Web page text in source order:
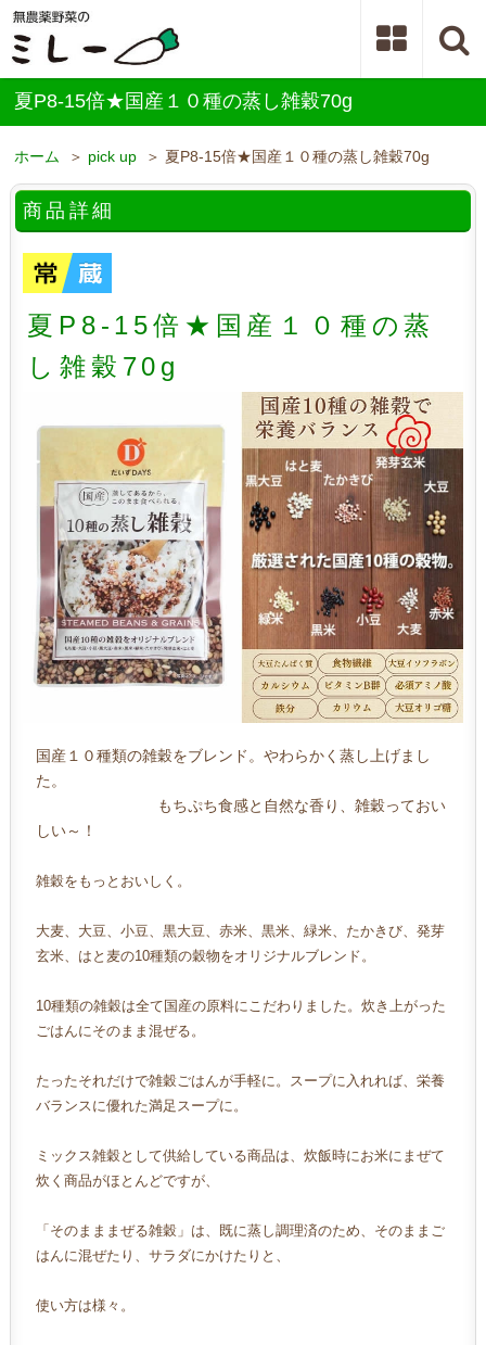
夏P8-15倍★国産１０種の蒸し雑穀70g
ホーム ＞ pick up ＞ 夏P8-15倍★国産１０種の蒸し雑穀70g
商品詳細
夏P8-15倍★国産１０種の蒸
し雑穀70g
国産１０種類の雑穀をブレンド。やわらかく蒸し上げまし
た。
もちぷち食感と自然な香り、雑穀っておい
しい～！
雑穀をもっとおいしく。
大麦、大豆、小豆、黒大豆、赤米、黒米、緑米、たかきび、発芽
玄米、はと麦の10種類の穀物をオリジナルブレンド。
10種類の雑穀は全て国産の原料にこだわりました。炊き上がった
ごはんにそのまま混ぜる。
たったそれだけで雑穀ごはんが手軽に。スープに入れれば、栄養
バランスに優れた満足スープに。
ミックス雑穀として供給している商品は、炊飯時にお米にまぜて
炊く商品がほとんどですが、
「そのまままぜる雑穀」は、既に蒸し調理済のため、そのままご
はんに混ぜたり、サラダにかけたりと、
使い方は様々。